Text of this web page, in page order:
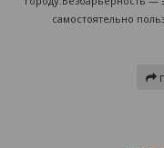
самостоятельно